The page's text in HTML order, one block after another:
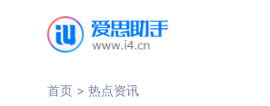
首页 > 热点资讯